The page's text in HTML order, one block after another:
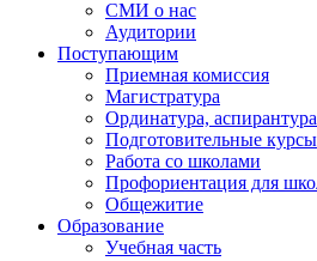
СМИ о нас
Аудитории
Поступающим
Приемная комиссия
Магистратура
Ординатура,
Подготовительные курсы
Работа со школами
Профориентация для
Общежитие
Образование
Учебная часть